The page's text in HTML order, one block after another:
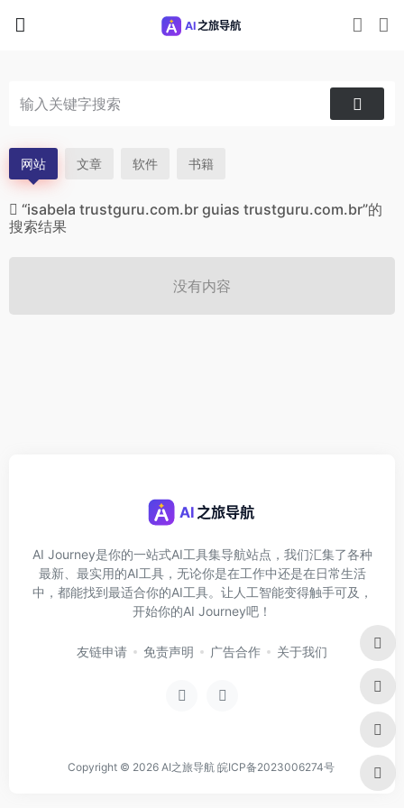
网站 文章 软件 书籍
“isabela trustguru.com.br guias trustguru.com.br”的
搜索结果
没有内容
AI Journey是你的一站式AI工具集导航站点，我们汇集了各种
最新、最实用的AI工具，无论你是在工作中还是在日常生活
中，都能找到最适合你的AI工具。让人工智能变得触手可及，
开始你的AI Journey吧！
友链申请 免责声明 广告合作 关于我们
Copyright © 2026 AI之旅导航 皖ICP备2023006274号